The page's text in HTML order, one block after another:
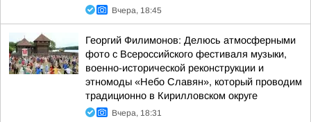
Вчера, 18:45
Георгий Филимонов: Делюсь атмосферными
фото с Всероссийского фестиваля музыки,
военно-исторической реконструкции и
этномоды «Небо Славян», который проводим
традиционно в Кирилловском округе
Вчера, 18:31